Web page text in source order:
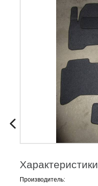
Характеристики
Производитель: